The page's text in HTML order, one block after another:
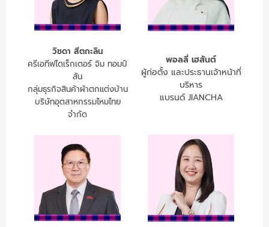
วิชดา สีตกะลิน
ครีเอทีฟไดเร็กเตอร์ จิม ทอมป์
สัน
กลุ่มธุรกิจสินค้าผ้าตกแต่งบ้าน
บริษัทอุตสาหกรรมไหมไทย
จำกัด
พอลลี่ เฮสันต์
ผู้ก่อตั้ง และประธานเจ้าหน้าที่
บริหาร
แบรนด์ JIANCHA